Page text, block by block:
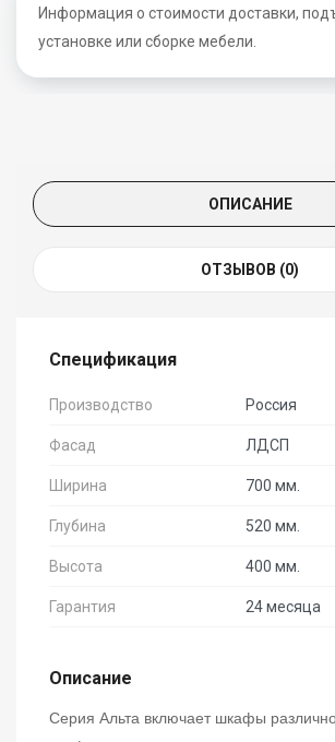
Информация о стоимости доставки,
установке или сборке мебели.
ОПИСАНИЕ
ОТЗЫВОВ (0)
Спецификация
Производство Россия
Фасад ЛДСП
Ширина 700 мм.
Глубина 520 мм.
Высота 400 мм.
Гарантия 24 месяца
Описание
Серия Альта включает шкафы